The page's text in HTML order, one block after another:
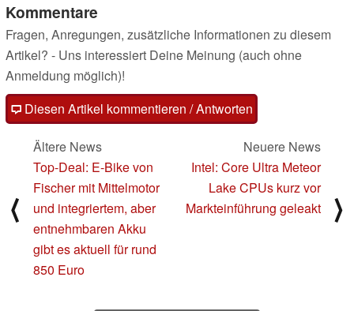
Kommentare
Fragen, Anregungen, zusätzliche Informationen zu diesem
Artikel? - Uns interessiert Deine Meinung (auch ohne
Anmeldung möglich)!
Diesen Artikel kommentieren / Antworten
⟨
Ältere News
Top-Deal: E-Bike von
Fischer mit Mittelmotor
und integriertem, aber
entnehmbaren Akku
gibt es aktuell für rund
850 Euro
Neuere News
Intel: Core Ultra Meteor
Lake CPUs kurz vor
Markteinführung geleakt
⟩